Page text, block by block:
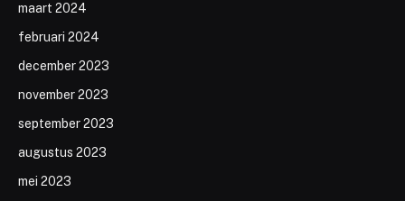
maart 2024
februari 2024
december 2023
november 2023
september 2023
augustus 2023
mei 2023